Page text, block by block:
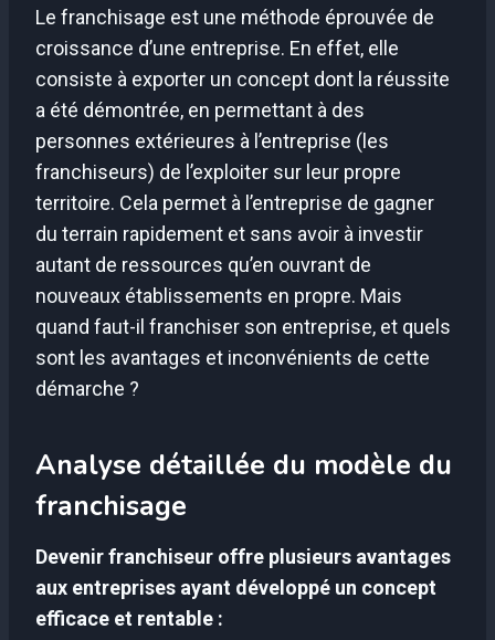
Le franchisage est une méthode éprouvée de
croissance d’une entreprise. En effet, elle
consiste à exporter un concept dont la réussite
a été démontrée, en permettant à des
personnes extérieures à l’entreprise (les
franchiseurs) de l’exploiter sur leur propre
territoire. Cela permet à l’entreprise de gagner
du terrain rapidement et sans avoir à investir
autant de ressources qu’en ouvrant de
nouveaux établissements en propre. Mais
quand faut-il franchiser son entreprise, et quels
sont les avantages et inconvénients de cette
démarche ?
Analyse détaillée du modèle du
franchisage
Devenir franchiseur offre plusieurs avantages
aux entreprises ayant développé un concept
efficace et rentable :